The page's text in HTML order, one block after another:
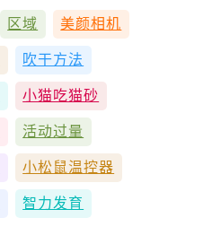
区域 美颜相机
吹干方法
小猫吃猫砂
活动过量
小松鼠温控器
智力发育